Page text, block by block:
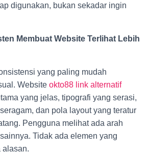
digunakan, bukan sekadar ingin
Membuat Website Terlihat Lebih
yang paling mudah
Website okto88 link alternatif
yang jelas, tipografi yang serasi,
dan pola layout yang teratur
Pengguna melihat ada arah
Tidak ada elemen yang
alasan.